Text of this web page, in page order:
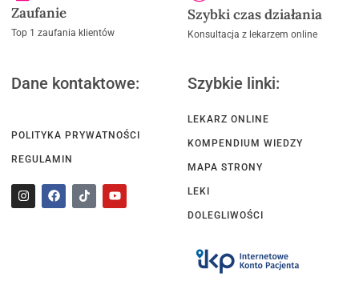
Zaufanie
Top 1 zaufania klientów
Szybki czas działania
Konsultacja z lekarzem online
Dane kontaktowe:
POLITYKA PRYWATNOŚCI
REGULAMIN
Szybkie linki:
LEKARZ ONLINE
KOMPENDIUM WIEDZY
MAPA STRONY
LEKI
DOLEGLIWOŚCI